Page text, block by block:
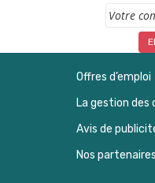
Offres d’emploi
La gestion des
Avis de
Nos partenaires